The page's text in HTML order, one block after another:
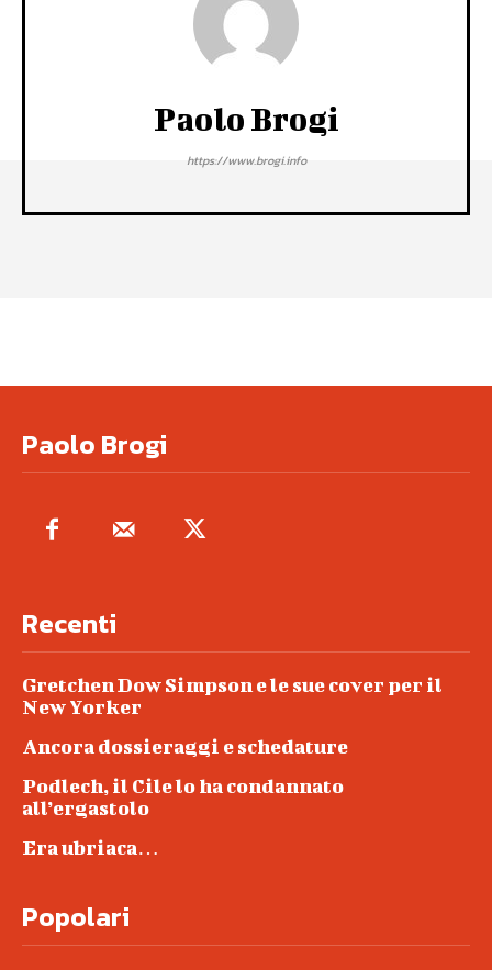
Paolo Brogi
https://www.brogi.info
Paolo Brogi
Recenti
Gretchen Dow Simpson e le sue cover per il
New Yorker
Ancora dossieraggi e schedature
Podlech, il Cile lo ha condannato
all’ergastolo
Era ubriaca…
Popolari